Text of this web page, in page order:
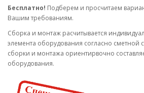
Бесплатно! Подберем и просчитаем
Вашим требованиям.
Cборка и монтаж расчитывается
элемента оборудования согласно сметной
сборки и монтажа ориентирвочно
оборудования.